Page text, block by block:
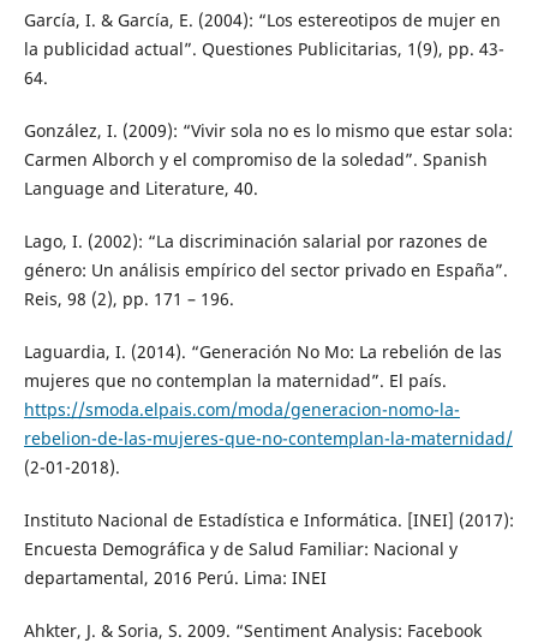
García, I. & García, E. (2004): “Los estereotipos de mujer en
la publicidad actual”. Questiones Publicitarias, 1(9), pp. 43-
64.
González, I. (2009): “Vivir sola no es lo mismo que estar sola:
Carmen Alborch y el compromiso de la soledad”. Spanish
Language and Literature, 40.
Lago, I. (2002): “La discriminación salarial por razones de
género: Un análisis empírico del sector privado en España”.
Reis, 98 (2), pp. 171 – 196.
Laguardia, I. (2014). “Generación No Mo: La rebelión de las
mujeres que no contemplan la maternidad”. El país.
https://smoda.elpais.com/moda/generacion-nomo-la-
rebelion-de-las-mujeres-que-no-contemplan-la-maternidad/
(2-01-2018).
Instituto Nacional de Estadística e Informática. [INEI] (2017):
Encuesta Demográfica y de Salud Familiar: Nacional y
departamental, 2016 Perú. Lima: INEI
Ahkter, J. & Soria, S. 2009. “Sentiment Analysis: Facebook